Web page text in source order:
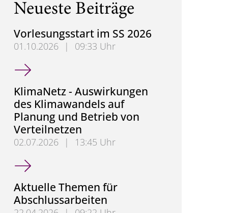
Neueste Beiträge
Vorlesungsstart im SS 2026
01.10.2026 |
09:33 Uhr
Vorlesungsstart im SS 2026
KlimaNetz - Auswirkungen
des Klimawandels auf
Planung und Betrieb von
Verteilnetzen
02.07.2026 |
13:45 Uhr
KlimaNetz - Auswirkungen des Klimawandels auf
Aktuelle Themen für
Abschlussarbeiten